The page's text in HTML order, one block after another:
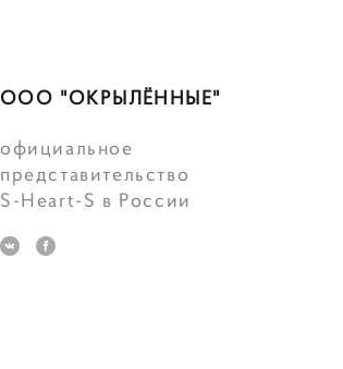
ООО "ОКРЫЛЁННЫЕ"
официальное
представительство
S-Heart-S в России